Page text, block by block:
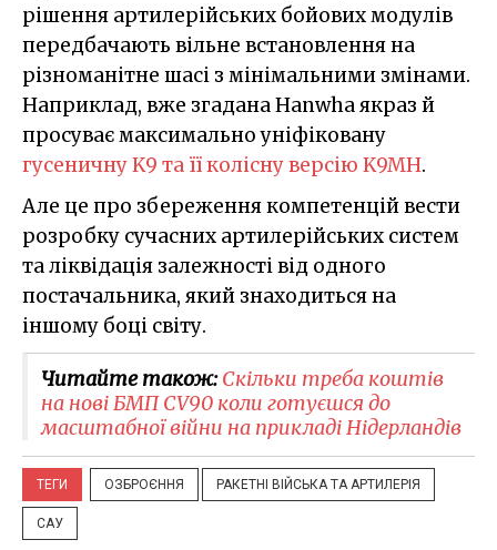
рішення артилерійських бойових модулів
передбачають вільне встановлення на
різноманітне шасі з мінімальними змінами.
Наприклад, вже згадана Hanwha якраз й
просуває максимально уніфіковану
гусеничну K9 та її колісну версію K9MH.
Але це про збереження компетенцій вести
розробку сучасних артилерійських систем
та ліквідація залежності від одного
постачальника, який знаходиться на
іншому боці світу.
Читайте також:Скільки треба коштів
на нові БМП CV90 коли готуєшся до
масштабної війни на прикладі Нідерландів
ТЕГИ ОЗБРОЄННЯ РАКЕТНІ ВІЙСЬКА ТА АРТИЛЕРІЯ
САУ